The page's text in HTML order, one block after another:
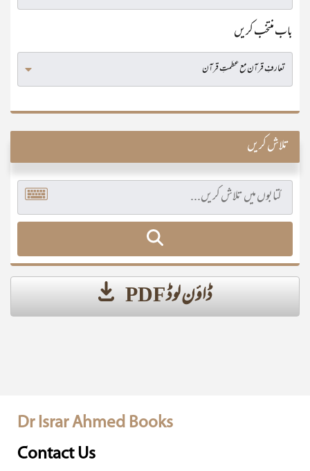
باب منتخب کریں
تلاش کریں
ڈاؤن لوڈ PDF
Dr Israr Ahmed Books
Contact Us